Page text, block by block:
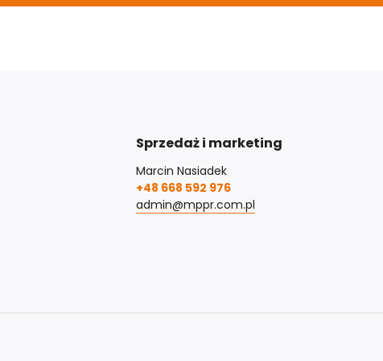
Sprzedaż i marketing
Marcin Nasiadek
+48 668 592 976
admin@mppr.com.pl